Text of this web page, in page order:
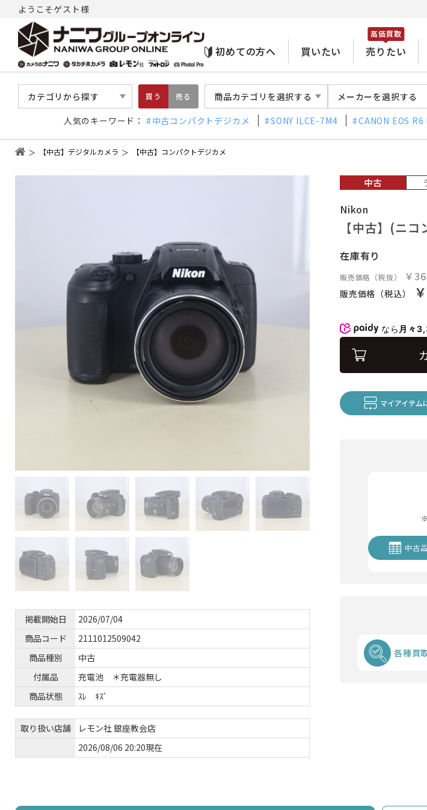
ようこそゲスト様
初めての方へ 買いたい 売りたい
高価買取
カテゴリから探す 買う 売る 商品カテゴリを選択する メーカーを選択する
人気のキーワード： 中古コンパクトデジカメ SONY ILCE-7M4 CANON EOS
【中古】デジタルカメラ 【中古】コンパクトデジカメ
掲載開始日
2026/07/04
商品コード
2111012509042
商品種別
中古
付属品
充電池 ＊充電器無し
商品状態
ｽﾚ ｷｽﾞ
取り扱い店舗
レモン社 銀座教会店
2026/08/06 20:20現在
Nikon
【中古】(ニ
在庫有り
販売価格（税抜） ￥
販売価格（税込）
なら 月々
マイアイテム
中古
各種買